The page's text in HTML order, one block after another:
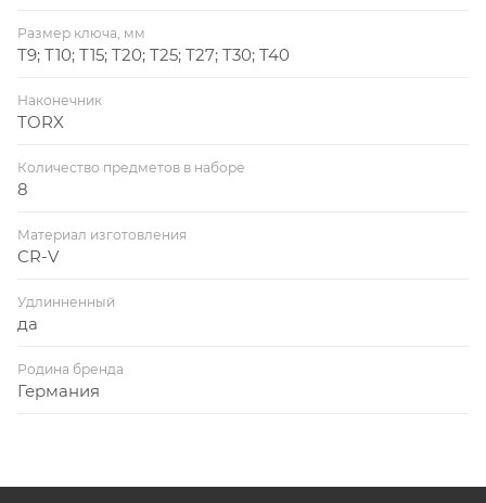
Размер ключа, мм
T9; T10; T15; T20; T25; T27; T30; T40
Наконечник
TORX
Количество предметов в наборе
8
Материал изготовления
CR-V
Удлинненный
да
Родина бренда
Германия